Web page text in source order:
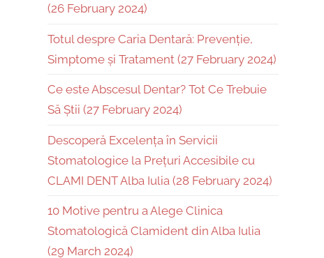
(26 February 2024)
Totul despre Caria Dentară: Prevenție,
Simptome și Tratament (27 February 2024)
Ce este Abscesul Dentar? Tot Ce Trebuie
Să Știi (27 February 2024)
Descoperă Excelența în Servicii
Stomatologice la Prețuri Accesibile cu
CLAMI DENT Alba Iulia (28 February 2024)
10 Motive pentru a Alege Clinica
Stomatologică Clamident din Alba Iulia
(29 March 2024)